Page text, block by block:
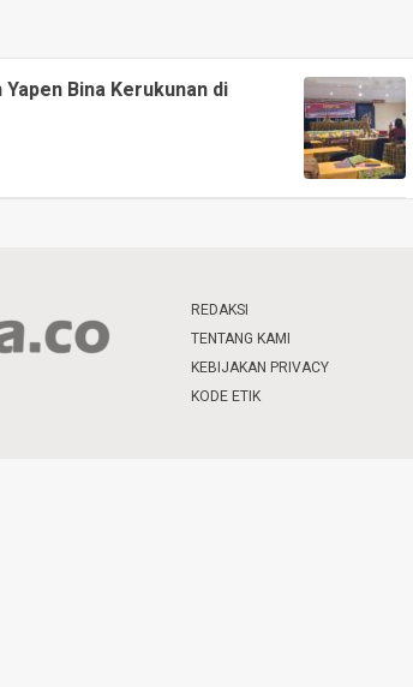
Bina Kerukunan di
REDAKSI
TENTANG KAMI
KEBIJAKAN PRIVACY
KODE ETIK